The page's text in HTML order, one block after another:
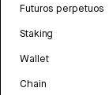
Futuros perpetuos
Staking
Wallet
Chain